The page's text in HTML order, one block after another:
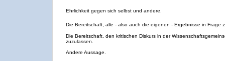
Ehrlichkeit gegen sich selbst und andere.
Die Bereitschaft, alle - also auch die eigenen - Ergebnisse in Frage
Die Bereitschaft, den kritischen Diskurs in der
zuzulassen.
Andere Aussage.